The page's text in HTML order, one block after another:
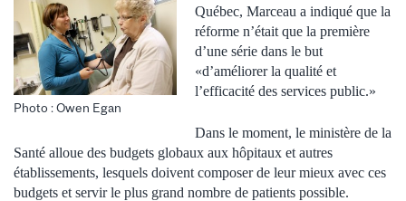
Photo : Owen Egan
Québec, Marceau a indiqué que la
réforme n’était que la première
d’une série dans le but
«d’améliorer la qualité et
l’efficacité des services public.»
Dans le moment, le ministère de la
Santé alloue des budgets globaux aux hôpitaux et autres
établissements, lesquels doivent composer de leur mieux avec ces
budgets et servir le plus grand nombre de patients possible.